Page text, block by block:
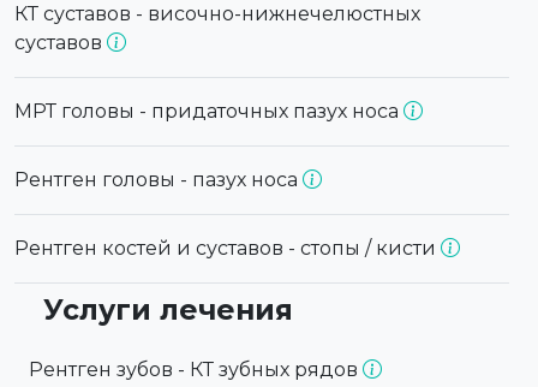
КТ суставов - височно-нижнечелюстных
суставов
МРТ головы - придаточных пазух носа
Рентген головы - пазух носа
Рентген костей и суставов - стопы / кисти
Услуги лечения
Рентген зубов - КТ зубных рядов